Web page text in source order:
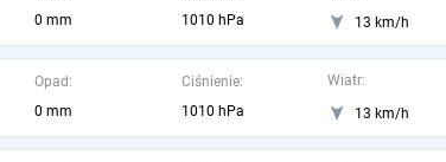
0 mm
1010 hPa
13 km/h
Opad:
0 mm
Ciśnienie:
1010 hPa
Wiatr:
13 km/h